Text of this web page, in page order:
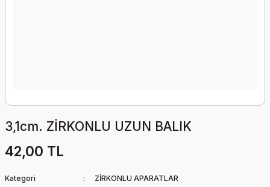
3,1cm. ZİRKONLU UZUN BALIK
42,00 TL
Kategori
ZİRKONLU APARATLAR